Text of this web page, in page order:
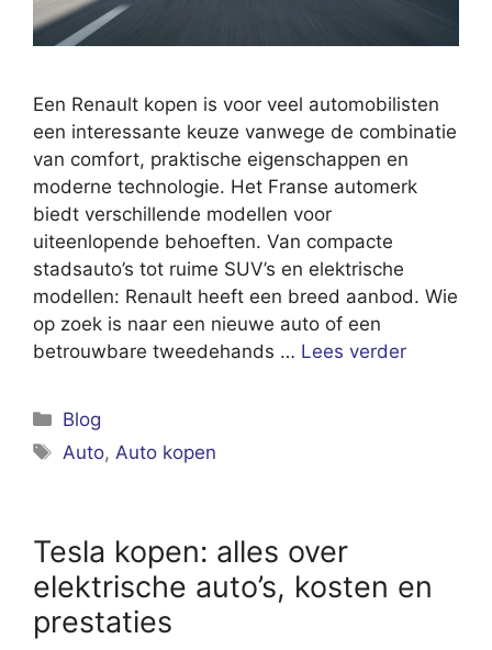
Een Renault kopen is voor veel automobilisten
een interessante keuze vanwege de combinatie
van comfort, praktische eigenschappen en
moderne technologie. Het Franse automerk
biedt verschillende modellen voor
uiteenlopende behoeften. Van compacte
stadsauto’s tot ruime SUV’s en elektrische
modellen: Renault heeft een breed aanbod. Wie
op zoek is naar een nieuwe auto of een
betrouwbare tweedehands … Lees verder
Categorieën
Blog
Tags
Auto,Auto kopen
Tesla kopen: alles over
elektrische auto’s, kosten en
prestaties